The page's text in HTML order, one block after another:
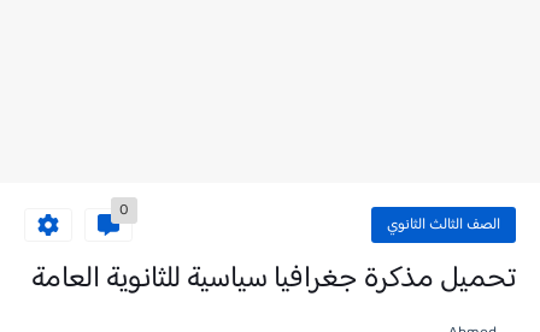
الصف الثالث الثانوي
0
تحميل مذكرة جغرافيا سياسية للثانوية العامة